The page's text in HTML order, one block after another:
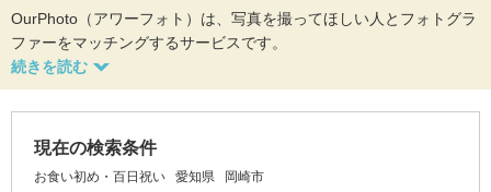
OurPhoto（アワーフォト）は、写真を撮ってほしい人とフォトグラ
ファーをマッチングするサービスです。
現在の検索条件
お食い初め・百日祝い 愛知県 岡崎市